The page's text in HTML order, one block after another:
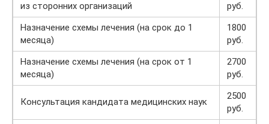
из сторонних организаций
руб.
Назначение схемы лечения (на срок до 1
месяца)
1800
руб.
Назначение схемы лечения (на срок от 1
месяца)
2700
руб.
Консультация кандидата медицинских наук
2500
руб.